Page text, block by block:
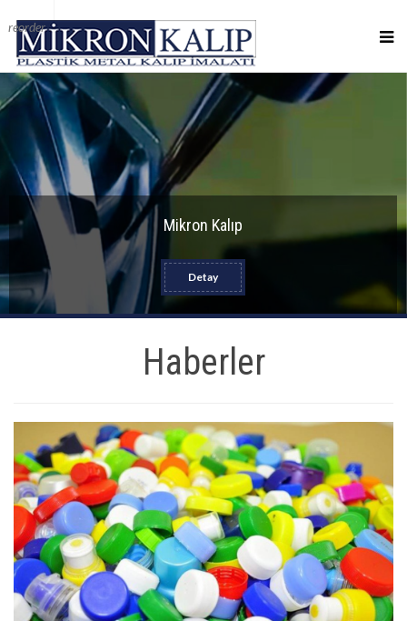
reorder
Mikron Kalıp
Detay
Haberler